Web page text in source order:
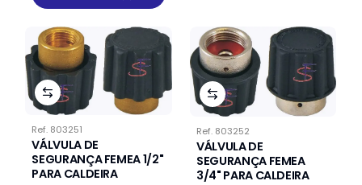
Ref. 803251
VÁLVULA DE
SEGURANÇA FEMEA 1/2"
PARA CALDEIRA
Ref. 803252
VÁLVULA DE
SEGURANÇA FEMEA
3/4" PARA CALDEIRA